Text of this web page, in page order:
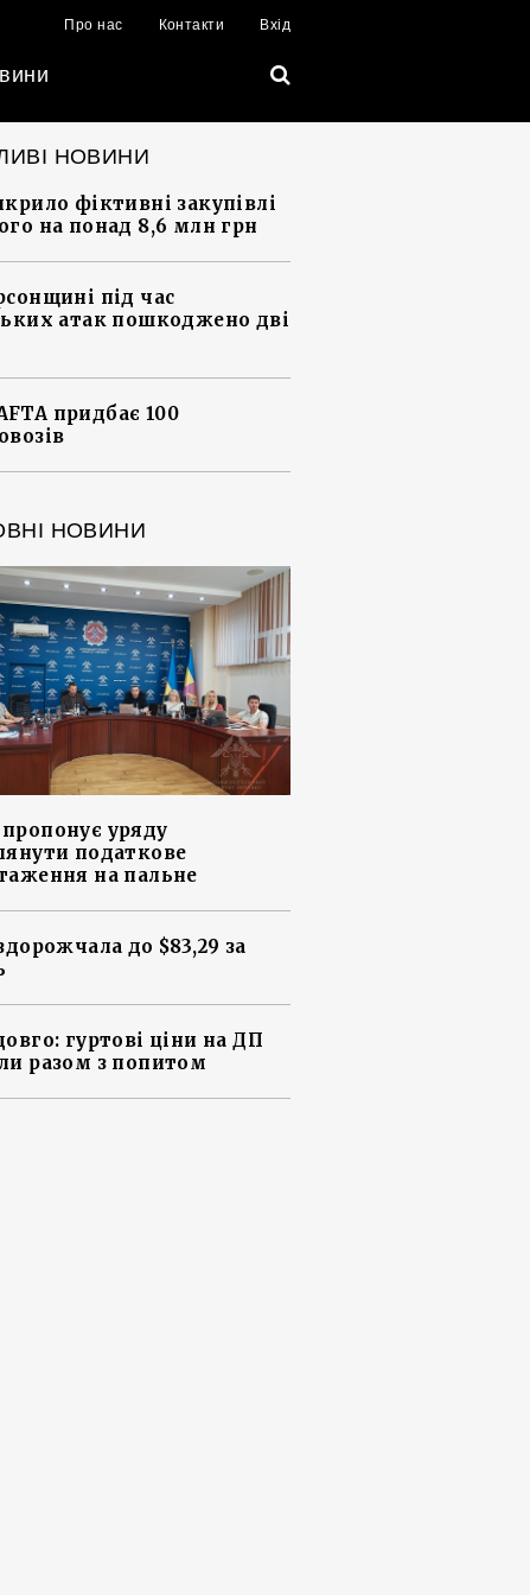
Про нас Контакти Вхід
НОВИНИ
фіктивні закупівлі
на понад 8,6 млн грн
під час
атак пошкоджено дві
придбає 100
НОВИНИ
уряду
податкове
на пальне
до $83,29 за
гуртові ціни на ДП
разом з попитом